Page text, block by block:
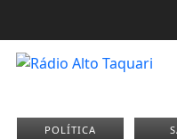
POLÍTICA